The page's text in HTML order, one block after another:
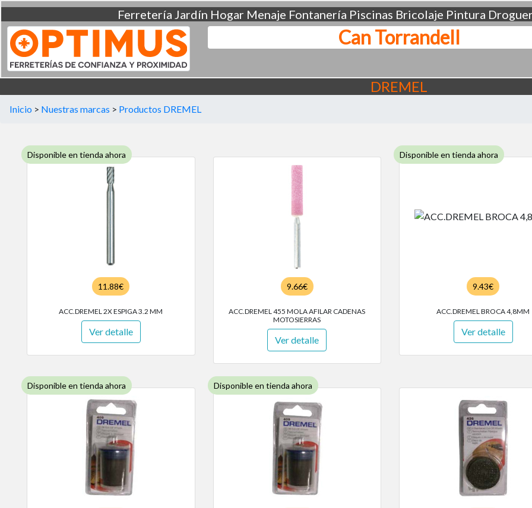
Ferretería Jardín Hogar Menaje Fontanería Piscinas Bricolaje Pintura
Can Torrandell
DREMEL
Inicio > Nuestras marcas > Productos DREMEL
Disponible en tienda ahora
11.88€
ACC.DREMEL 2X ESPIGA 3.2 MM
Ver detalle
9.66€
ACC.DREMEL 455 MOLA AFILAR CADENAS
MOTOSIERRAS
Ver detalle
Disponible en tienda ahora
9.43€
ACC.DREMEL BROCA 4,8MM
Ver detalle
Disponible en tienda ahora Disponible en tienda ahora